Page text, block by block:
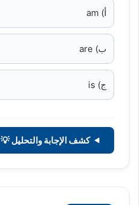
أ) am
ب) are
ج) is
كشف الإجابة والتحليل 💡